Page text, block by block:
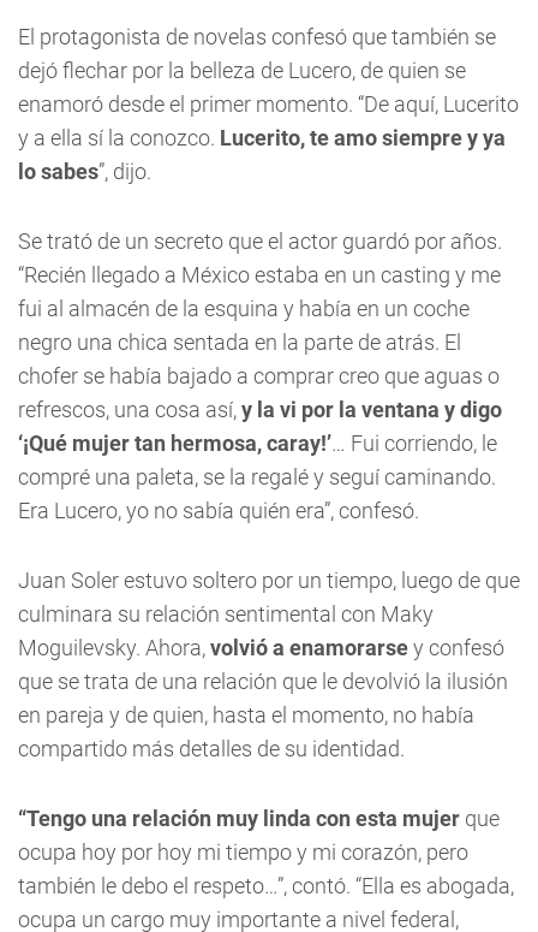
El protagonista de novelas confesó que también se
dejó flechar por la belleza de Lucero, de quien se
enamoró desde el primer momento. “De aquí, Lucerito
y a ella sí la conozco. Lucerito, te amo siempre y ya
lo sabes”, dijo.
Se trató de un secreto que el actor guardó por años.
“Recién llegado a México estaba en un casting y me
fui al almacén de la esquina y había en un coche
negro una chica sentada en la parte de atrás. El
chofer se había bajado a comprar creo que aguas o
refrescos, una cosa así,y la vi por la ventana y digo
‘¡Qué mujer tan hermosa, caray!’… Fui corriendo, le
compré una paleta, se la regalé y seguí caminando.
Era Lucero, yo no sabía quién era”, confesó.
Juan Soler estuvo soltero por un tiempo, luego de que
culminara su relación sentimental con Maky
Moguilevsky. Ahora,volvió a enamorarsey confesó
que se trata de una relación que le devolvió la ilusión
en pareja y de quien, hasta el momento, no había
compartido más detalles de su identidad.
“Tengo una relación muy linda con esta mujer que
ocupa hoy por hoy mi tiempo y mi corazón, pero
también le debo el respeto…”, contó. “Ella es abogada,
ocupa un cargo muy importante a nivel federal,